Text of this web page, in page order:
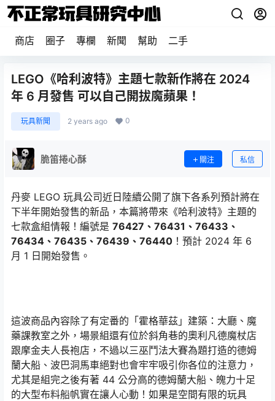
商店 圈子 專欄 新聞 幫助 二手
LEGO《哈利波特》主題七款新作將在 2024
年 6 月發售 可以自己開拔魔蘋果！
玩具新聞 2 years ago 0
脆笛捲心酥 關注 私信
丹麥 LEGO 玩具公司近日陸續公開了旗下各系列預計將在
下半年開始發售的新品，本篇將帶來《哈利波特》主題的
七款盒組情報！編號是 76427、76431、76433、
76434、76435、76439、76440 ！預計 2024 年 6
月 1 日開始發售。
這波商品內容除了有定番的「霍格華茲」建築：大廳、魔
藥課教室之外，場景組還有位於斜角巷的奧利凡德魔杖店
跟摩金夫人長袍店，不過以三巫鬥法大賽為題打造的德姆
蘭大船、波巴洞馬車絕對也會牢牢吸引你各位的注意力，
尤其是組完之後有著 44 公分高的德姆蘭大船、魄力十足
的大型布料船帆實在讓人心動！如果是空間有限的玩具